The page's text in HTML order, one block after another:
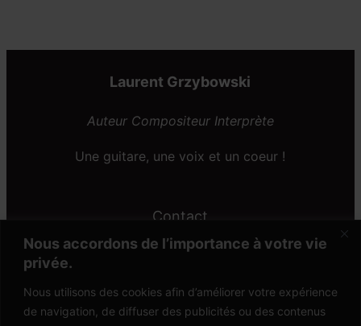
Nous accordons de l’importance à votre vie
privée.
Nous utilisons des cookies afin d’améliorer votre expérience
de navigation, de diffuser des publicités ou des contenus
Laurent Grzybowski
Auteur Compositeur Interprète
Une guitare, une voix et un coeur !
Contact
Contact Appeler
Suivez-moi